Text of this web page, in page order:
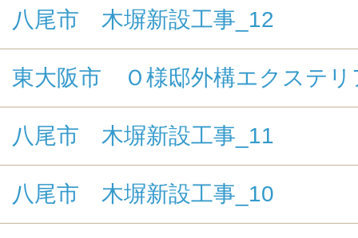
八尾市 木塀新設工事_12
東大阪市 Ｏ様邸外構エクステリ
八尾市 木塀新設工事_11
八尾市 木塀新設工事_10